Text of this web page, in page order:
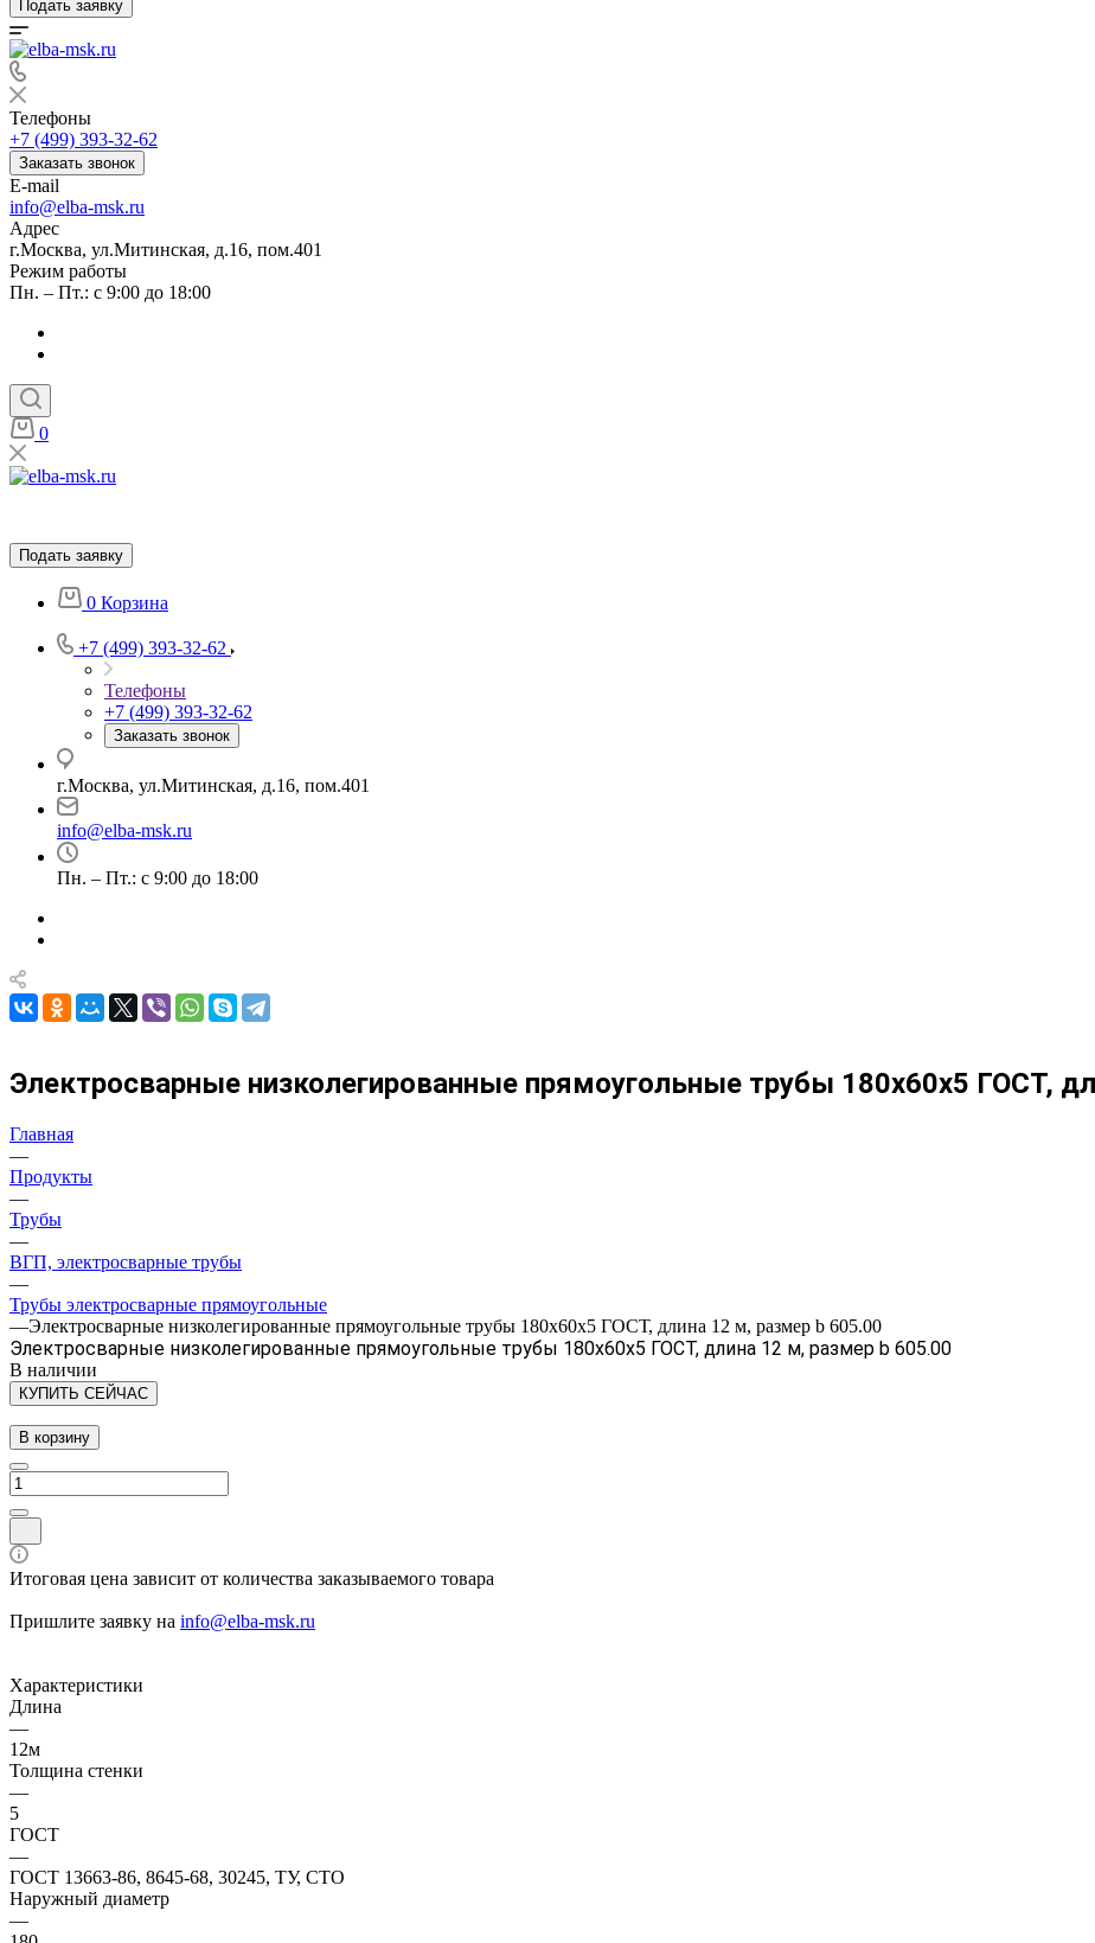
Подать заявку
Телефоны
+7 (499) 393-32-62
Заказать звонок
E-mail
info@elba-msk.ru
Адрес
г.Москва, ул.Митинская, д.16, пом.401
Режим работы
Пн. – Пт.: с 9:00 до 18:00
0
Подать заявку
0 Корзина
+7 (499) 393-32-62
Телефоны
+7 (499) 393-32-62
Заказать звонок
г.Москва, ул.Митинская, д.16, пом.401
info@elba-msk.ru
Пн. – Пт.: с 9:00 до 18:00
Электросварные низколегированные прямоугольные трубы 180х60х5 ГОСТ,
Главная
—
Продукты
—
Трубы
—
ВГП, электросварные трубы
—
Трубы электросварные прямоугольные
—Электросварные низколегированные прямоугольные трубы 180х60х5 ГОСТ, длина 12 м, размер b 605.00
Электросварные низколегированные прямоугольные трубы 180х60х5 ГОСТ, длина 12 м, размер b 605.00
В наличии
КУПИТЬ СЕЙЧАС
В корзину
Итоговая цена зависит от количества заказываемого товара
Пришлите заявку на info@elba-msk.ru
Характеристики
Длина
—
12м
Толщина стенки
—
5
ГОСТ
—
ГОСТ 13663-86, 8645-68, 30245, ТУ, СТО
Наружный диаметр
—